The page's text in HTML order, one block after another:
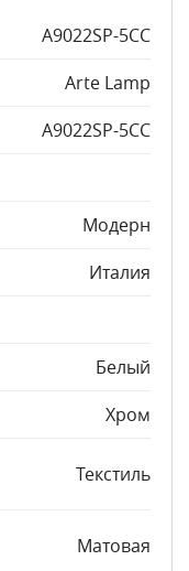
A9022SP-5CC
Arte Lamp
A9022SP-5CC
Модерн
Италия
Белый
Хром
Текстиль
Матовая